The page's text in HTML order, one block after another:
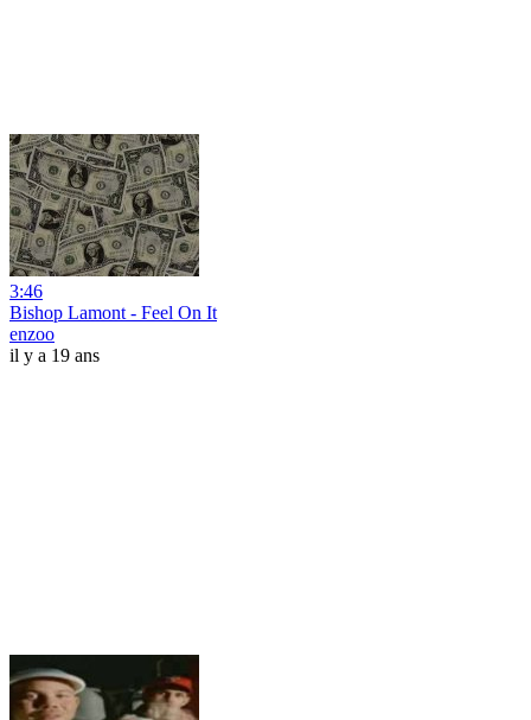
3:46
Bishop Lamont - Feel On It
enzoo
il y a 19 ans